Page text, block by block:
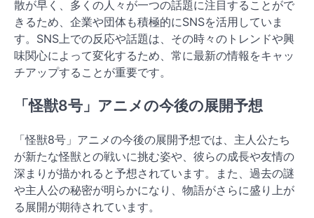
散が早く、多くの人々が一つの話題に注目することがで
きるため、企業や団体も積極的にSNSを活用していま
す。SNS上での反応や話題は、その時々のトレンドや興
味関心によって変化するため、常に最新の情報をキャッ
チアップすることが重要です。
「怪獣8号」アニメの今後の展開予想
「怪獣8号」アニメの今後の展開予想では、主人公たち
が新たな怪獣との戦いに挑む姿や、彼らの成長や友情の
深まりが描かれると予想されています。また、過去の謎
や主人公の秘密が明らかになり、物語がさらに盛り上が
る展開が期待されています。